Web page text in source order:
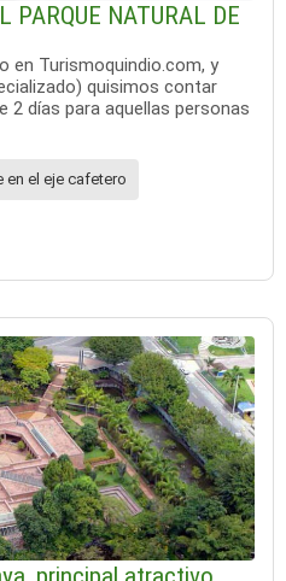
PARQUE NATURAL DE
en Turismoquindio.com, y
quisimos contar
2 días para aquellas personas
en el eje cafetero